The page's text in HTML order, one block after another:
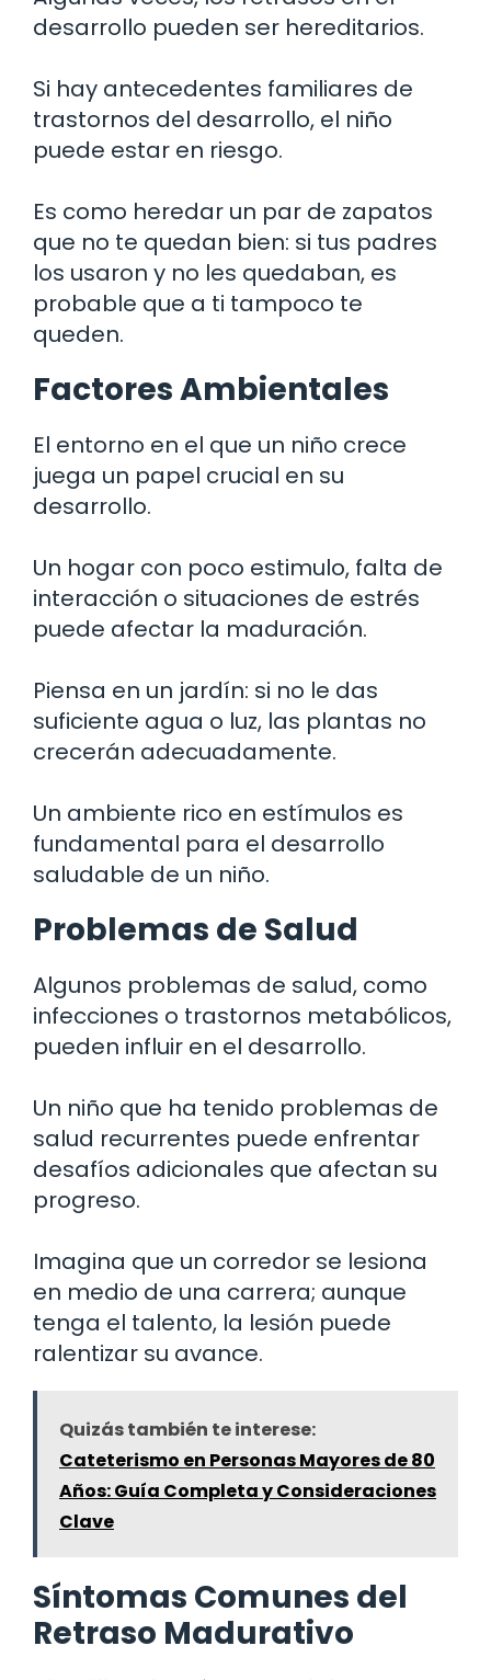
desarrollo pueden ser hereditarios.
Si hay antecedentes familiares de
trastornos del desarrollo, el niño
puede estar en riesgo.
Es como heredar un par de zapatos
que no te quedan bien: si tus padres
los usaron y no les quedaban, es
probable que a ti tampoco te
queden.
Factores Ambientales
El entorno en el que un niño crece
juega un papel crucial en su
desarrollo.
Un hogar con poco estimulo, falta de
interacción o situaciones de estrés
puede afectar la maduración.
Piensa en un jardín: si no le das
suficiente agua o luz, las plantas no
crecerán adecuadamente.
Un ambiente rico en estímulos es
fundamental para el desarrollo
saludable de un niño.
Problemas de Salud
Algunos problemas de salud, como
infecciones o trastornos metabólicos,
pueden influir en el desarrollo.
Un niño que ha tenido problemas de
salud recurrentes puede enfrentar
desafíos adicionales que afectan su
progreso.
Imagina que un corredor se lesiona
en medio de una carrera; aunque
tenga el talento, la lesión puede
ralentizar su avance.
Quizás también te interese:
Cateterismo en Personas Mayores de 80
Años: Guía Completa y Consideraciones
Clave
Síntomas Comunes del
Retraso Madurativo